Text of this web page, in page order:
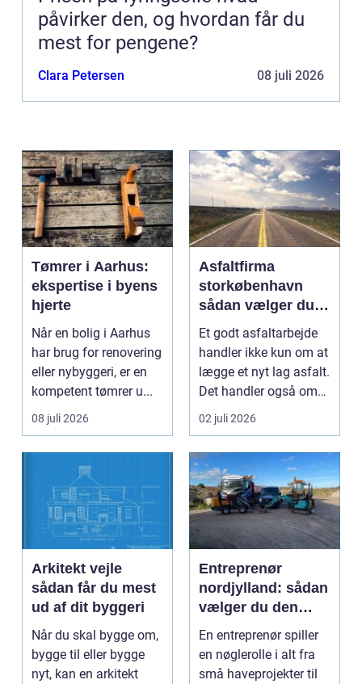
påvirker den, og hvordan får du
mest for pengene?
Clara Petersen 08 juli 2026
Tømrer i Aarhus:
ekspertise i byens
hjerte
Når en bolig i Aarhus
har brug for renovering
eller nybyggeri, er en
kompetent tømrer u...
08 juli 2026
Asfaltfirma
storkøbenhavn
sådan vælger du
den rette
samarbejdspartner
Et godt asfaltarbejde
handler ikke kun om at
lægge et nyt lag asfalt.
Det handler også om
planlægnin...
02 juli 2026
Arkitekt vejle
sådan får du mest
ud af dit byggeri
Når du skal bygge om,
bygge til eller bygge
nyt, kan en arkitekt
Entreprenør
nordjylland: sådan
vælger du den
rette
samarbejdspartner
til dit byggeri
En entreprenør spiller
en nøglerolle i alt fra
små haveprojekter til